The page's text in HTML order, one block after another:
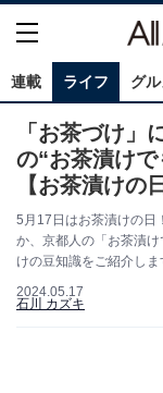
連載 ライフ グル
「お茶づけ」
の“お茶漬け
【お茶漬けの
5月17日はお茶漬けの日
か、京都人の「お茶漬
けの豆知識をご紹介しま
2024.05.17
石川 カズキ